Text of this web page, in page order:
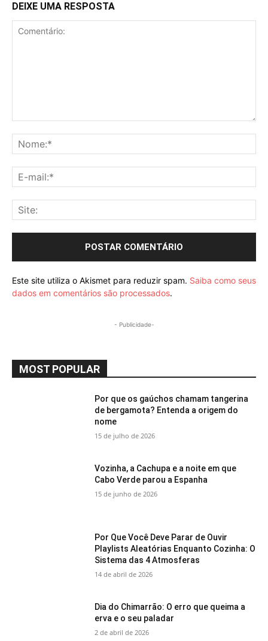
DEIXE UMA RESPOSTA
Este site utiliza o Akismet para reduzir spam. Saiba como seus
dados em comentários são processados.
- Publicidade-
MOST POPULAR
Por que os gaúchos chamam tangerina
de bergamota? Entenda a origem do
nome
15 de julho de 2026
Vozinha, a Cachupa e a noite em que
Cabo Verde parou a Espanha
15 de junho de 2026
Por Que Você Deve Parar de Ouvir
Playlists Aleatórias Enquanto Cozinha: O
Sistema das 4 Atmosferas
14 de abril de 2026
Dia do Chimarrão: O erro que queima a
erva e o seu paladar
2 de abril de 2026